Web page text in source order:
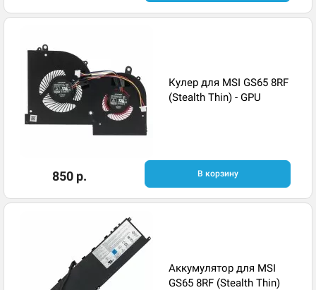
Кулер для MSI GS65 8RF
(Stealth Thin) - GPU
850 р. В корзину
Аккумулятор для MSI
GS65 8RF (Stealth Thin)